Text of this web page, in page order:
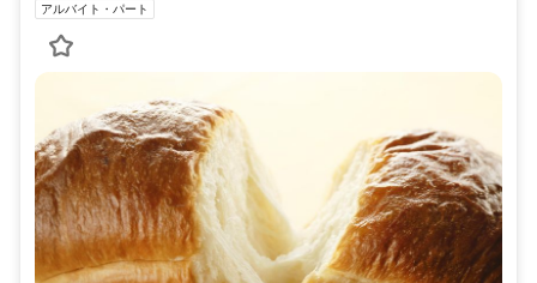
アルバイト・パート